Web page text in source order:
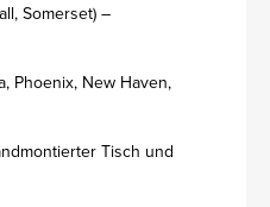
Somerset) –
Phoenix, New Haven,
Tisch und